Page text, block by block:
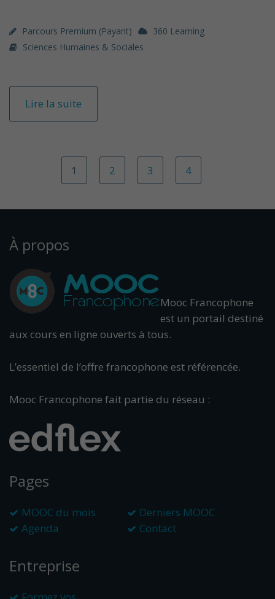
Parcours Premium (payant)
360 Learning
Sciences Humaines & Sociales
Lire la suite
1 2 3 4
À propos
Mooc Francophone
est un portail destiné
aux cours en ligne ouverts à tous.
L’essentiel de l’offre francophone est référencée.
Mooc Francophone fait partie du réseau :
Pages
MOOC du mois
Derniers MOOC
Agenda
Contact
Entreprise